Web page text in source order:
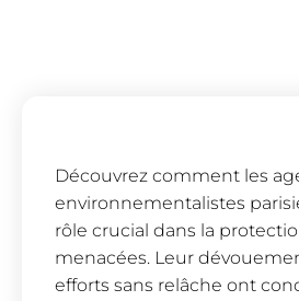
Découvrez comment les
environnementalistes
rôle crucial dans la
menacées. Leur
efforts sans relâche ont